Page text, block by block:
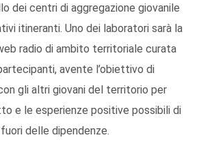
dei centri di aggregazione giovanile
itineranti. Uno dei laboratori sarà la
radio di ambito territoriale curata
avente l’obiettivo di
gli altri giovani del territorio per
e le esperienze positive possibili di
delle dipendenze.